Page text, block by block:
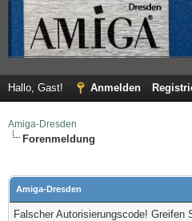
Hallo, Gast! Anmelden
Amiga-Dresden
Forenmeldung
Amiga-Dresden
Falscher Autorisierungscode!